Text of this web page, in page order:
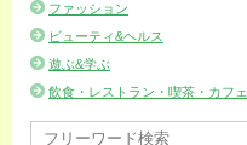
ファッション
ビューティ&ヘルス
遊ぶ&学ぶ
飲食・レストラン・喫茶・カフェ